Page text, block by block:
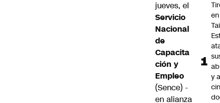
jueves, el
Servicio
Nacional
de
Capacita
ción y
Empleo
(Sence) -
en alianza
en
y a